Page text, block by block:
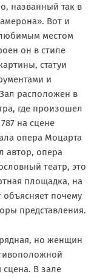
названный так в
Вот и
местом
он в стиле
статуи
и
расположен в
где произошел
на сцене
опера Моцарта
автор, опера
театр, это
площадка, на
почему
представления.
но женщин
сцена. В зале